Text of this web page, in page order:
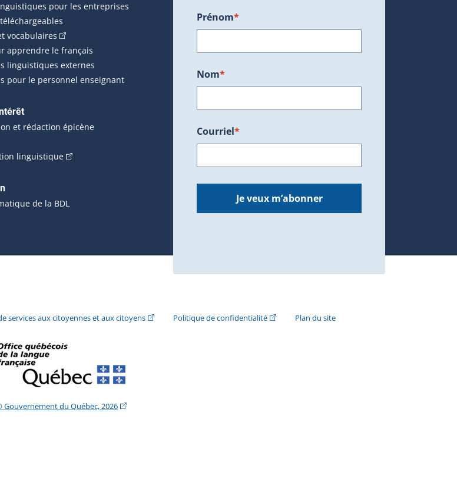
dans une nouvelle fenêtre.)
nouvelle fenêtre.)
nouvelle fenêtre.)
fenêtre.)
pour les entreprises
vocabulaires (Cet hyperlien externe s'ouvrira dans une nouvelle fenêtre.)
apprendre le français
linguistiques externes
pour le personnel enseignant
et rédaction épicène
linguistique(Cet hyperlien externe s'ouvrira dans une nouvelle fenêtre.)
de la BDL
Prénom*
Nom*
Courriel*
Je veux m’abonner
fenêtre.)
s'ouvrira dans une nouvelle fenêtre.)
services aux citoyennes et aux citoyens(Cet hyperlien externe s'ouvrira dans une nouvelle fenêtre.)
Politique de confidentialité(Cet hyperlien externe s'ouvrira dans une nouvelle
Plan du site
Gouvernement du Québec, 2026(Cet hyperlien externe s'ouvrira dans une nouvelle fenêtre.)